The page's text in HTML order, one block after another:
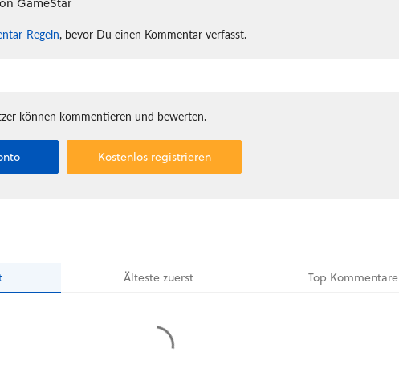
Regeln, bevor Du einen Kommentar verfasst.
können kommentieren und bewerten.
Kostenlos registrieren
Ältestezuerst Top Kommentare